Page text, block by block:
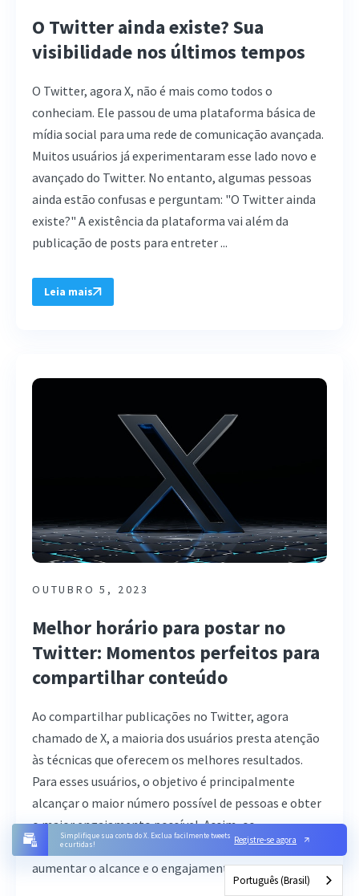
Simplifique sua conta do X. Exclua facilmente tweets
e curtidas!
Registre-se agora
O Twitter ainda existe? Sua
visibilidade nos últimos tempos
O Twitter, agora X, não é mais como todos o
conheciam. Ele passou de uma plataforma básica de
mídia social para uma rede de comunicação avançada.
Muitos usuários já experimentaram esse lado novo e
avançado do Twitter. No entanto, algumas pessoas
ainda estão confusas e perguntam: "O Twitter ainda
existe?" A existência da plataforma vai além da
publicação de posts para entreter ...
Leia mais
OUTUBRO 5, 2023
Melhor horário para postar no
Twitter: Momentos perfeitos para
compartilhar conteúdo
Ao compartilhar publicações no Twitter, agora
chamado de X, a maioria dos usuários presta atenção
às técnicas que oferecem os melhores resultados.
Para esses usuários, o objetivo é principalmente
alcançar o maior número possível de pessoas e obter
o maior engajamento possível. Assim, os
especialistas observaram que uma técnica que ajuda a
aumentar o alcance e o engajamento ...
Português (Brasil)